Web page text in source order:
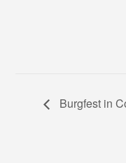
Burgfest in